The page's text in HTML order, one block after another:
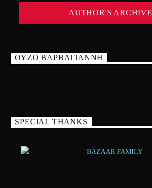
AUTHOR'S ARCHIVE
ΟΥΖΟ ΒΑΡΒΑΓΙΑΝΝΗ
SPECIAL THANKS